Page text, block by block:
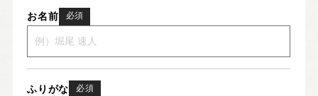
お名前 必須
ふりがな 必須